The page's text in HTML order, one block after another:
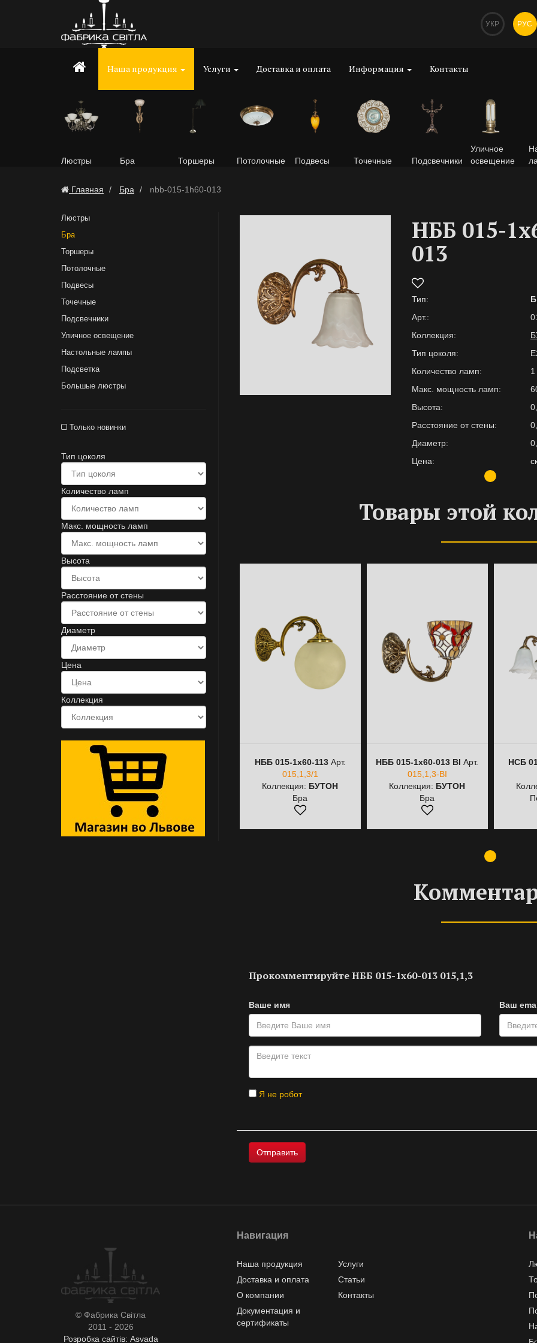
УКР РУС
Наша продукция Услуги Доставка и оплата Информация Контакты
Люстры Бра Торшеры Потолочные Подвесы Точечные Подсвечники
Уличное
освещение
Главная Бра nbb-015-1h60-013
Люстры
Бра
Торшеры
Потолочные
Подвесы
Точечные
Подсвечники
Уличное освещение
Настольные лампы
Подсветка
Большые люстры
Только новинки
Тип цоколя
Количество ламп
Макс. мощность ламп
Высота
Расстояние от стены
Диаметр
Цена
Коллекция
НББ 015-
013
Тип:
Арт.:
Коллекция:
Тип цоколя:
Количество ламп:
1
Макс. мощность ламп:
Высота:
Расстояние от стены:
Диаметр:
Цена:
Товары этой
НББ 015-1х60-113Арт.
015,1,3/1
Коллекция: БУТОН
Бра
НББ 015-1х60-013 ВІ Арт.
015,1,3-ВІ
Коллекция: БУТОН
Бра
НСБ
Прокомментируйте НББ 015-1х60-013 015,1,3
Ваше имя Ваш
Я не робот
© Фабрика Світла
2011 - 2026
Розробка сайтів: Asvada
Навигация
Наша продукция
Услуги
Доставка и оплата
Статьи
О компании
Контакты
Документация и
сертификаты